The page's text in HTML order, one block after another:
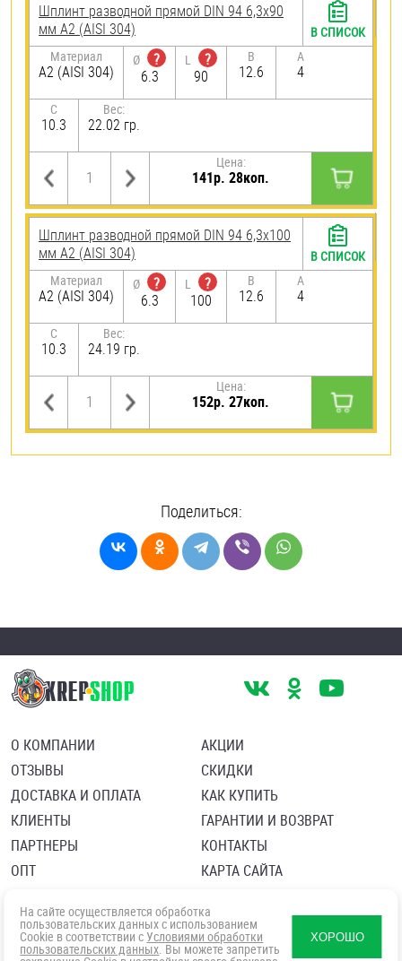
Шплинт разводной прямой DIN 94 6,3х90
мм А2 (AISI 304)
Материал
А2 (AISI 304)
Ø
?
6.3
L
?
90
B
12.6
A
4
C
10.3
Вес:
22.02 гр.
Цена:
141р. 28коп.
В СПИСОК
Шплинт разводной прямой DIN 94 6,3х100
мм А2 (AISI 304)
Материал
А2 (AISI 304)
Ø
?
6.3
L
?
100
B
12.6
A
4
C
10.3
Вес:
24.19 гр.
Цена:
152р. 27коп.
В СПИСОК
Поделиться:
О КОМПАНИИ
ОТЗЫВЫ
ДОСТАВКА И ОПЛАТА
КЛИЕНТЫ
ПАРТНЕРЫ
ОПТ
АКЦИИ
СКИДКИ
КАК КУПИТЬ
ГАРАНТИИ И ВОЗВРАТ
КОНТАКТЫ
КАРТА САЙТА
Политика в отношении обработки персональных данных
Согласие посетителя сайта на обработку персональных данны
На сайте осуществляется обработка
пользовательских данных с использованием
Cookie в соответствии с Условиями обработки
пользовательских данных. Вы можете запретить
ХОРОШО